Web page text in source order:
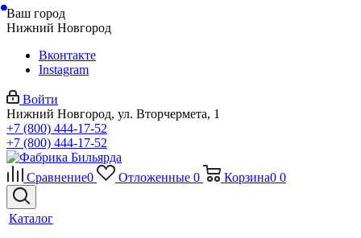
Ваш город
Нижний Новгород
Вконтакте
Instagram
Войти
Нижний Новгород, ул. Вторчермета, 1
+7 (800) 444-17-52
+7 (800) 444-17-52
Сравнение0 Отложенные 0 Корзина0 0
Каталог